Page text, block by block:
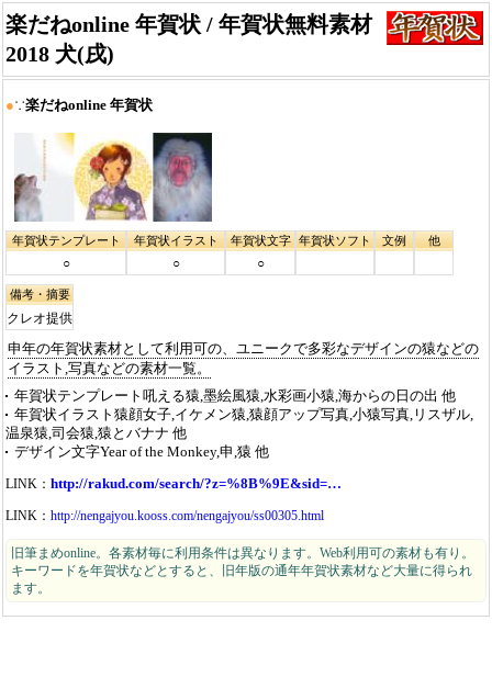
楽だねonline 年賀状 / 年賀状無料素材
2018 犬(戌)
●∵楽だねonline 年賀状
年賀状テンプレート
○
年賀状イラスト
○
年賀状文字
○
年賀状ソフト 文例 他
備考・摘要
クレオ提供
申年の年賀状素材として利用可の、ユニークで多彩なデザインの猿などの
イラスト,写真などの素材一覧。
年賀状テンプレート 吼える猿,墨絵風猿,水彩画小猿,海からの日の出 他
年賀状イラスト 猿顔女子,イケメン猿,猿顔アップ写真,小猿写真,リスザル,
温泉猿,司会猿,猿とバナナ 他
デザイン文字Year of the Monkey,申,猿 他
LINK： http://rakud.com/search/?z=%8B%9E&sid=…
LINK： http://nengajyou.kooss.com/nengajyou/ss00305.html
旧筆まめonline。各素材毎に利用条件は異なります。Web利用可の素材も有り。
キーワードを年賀状などとすると、旧年版の通年年賀状素材など大量に得られ
ます。